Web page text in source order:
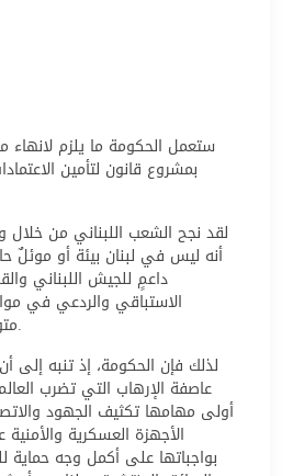
ستعمل الحكومة ما يلزم لانهاء
بمشروع قانون لتأمين
لقد نجح الشعب اللبناني من خلال
أنه ليس في لبنان بيئة أو موئلٌ
داعمٍ للجيش اللبناني
الاستباقي والردعي في
متواضعة وتضحيات كبيرة.
لذلك فإن الحكومة، إذ تنبه إلى
عاصفة الإرهاب التي تضرب
أولى مهامها تكثيف الجهود
الأجهزة العسكرية
بواجباتها على أكمل وجه حماية